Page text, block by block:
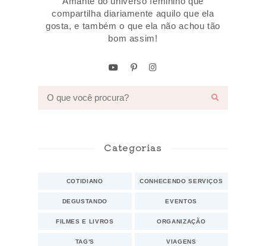
compartilha diariamente aquilo que ela
gosta, e também o que ela não achou tão
bom assim!
Categorias
COTIDIANO CONHECENDO SERVIÇOS
DEGUSTANDO EVENTOS
FILMES E LIVROS ORGANIZAÇÃO
TAG'S VIAGENS